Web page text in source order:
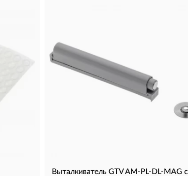
Выталкиватель GTV AM-PL-DL-MAG с